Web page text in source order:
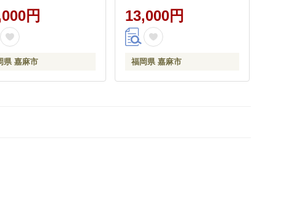
円
県 嘉麻市
13,000円
福岡県 嘉麻市